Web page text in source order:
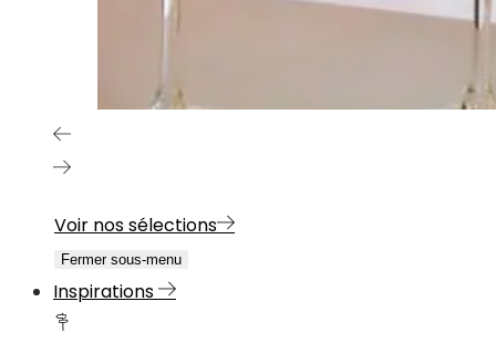
Voir nos sélections
Fermer sous-menu
Inspirations